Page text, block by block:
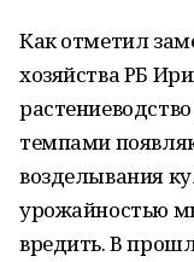
Как отметил
хозяйства РБ
темпами
возделывания
урожайностью
вредить. В